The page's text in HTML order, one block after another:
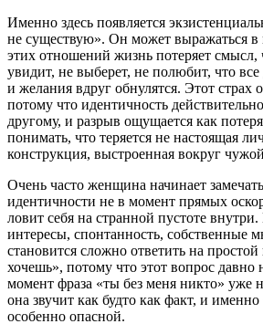
Именно здесь появляется
не существую». Он может выражаться в
этих отношений жизнь потеряет смысл,
увидит, не выберет, не полюбит, что все
и желания вдруг обнулятся. Этот страх
потому что идентичность
другому, и разрыв ощущается как
понимать, что теряется не настоящая
конструкция, выстроенная вокруг
Очень часто женщина начинает
идентичности не в момент прямых
ловит себя на странной пустоте
интересы, спонтанность, собственные
становится сложно ответить на
хочешь», потому что этот вопрос давно
момент фраза «ты без меня никто» уже
она звучит как будто как факт, и именно
особенно опасной.